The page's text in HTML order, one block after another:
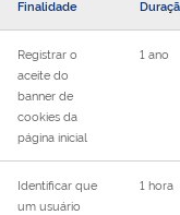
Finalidade
Registrar o
aceite do
banner de
cookies da
página inicial
1 ano
Identificar que
um usuário
1 hora